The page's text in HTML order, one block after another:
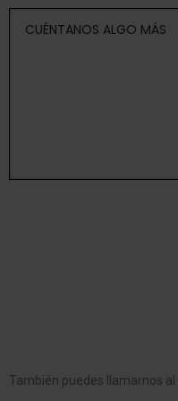
También puedes llamarnos al